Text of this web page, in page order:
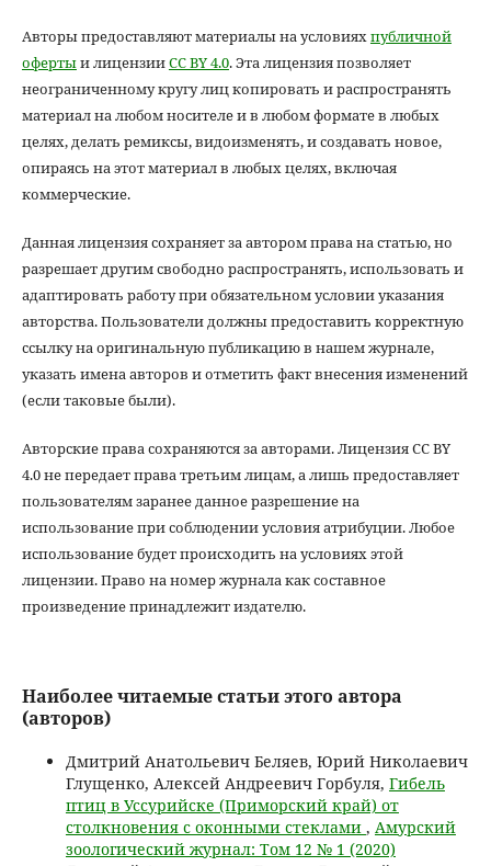
Авторы предоставляют материалы на условияхпубличной
офертыи лицензииCC BY 4.0. Эта лицензия позволяет
неограниченному кругу лиц копировать и распространять
материал на любом носителе и в любом формате в любых
целях, делать ремиксы, видоизменять, и создавать новое,
опираясь на этот материал в любых целях, включая
коммерческие.
Данная лицензия сохраняет за автором права на статью, но
разрешает другим свободно распространять, использовать и
адаптировать работу при обязательном условии указания
авторства. Пользователи должны предоставить корректную
ссылку на оригинальную публикацию в нашем журнале,
указать имена авторов и отметить факт внесения изменений
(если таковые были).
Авторские права сохраняются за авторами. Лицензия CC BY
4.0 не передает права третьим лицам, а лишь предоставляет
пользователям заранее данное разрешение на
использование при соблюдении условия атрибуции. Любое
использование будет происходить на условиях этой
лицензии. Право на номер журнала как составное
произведение принадлежит издателю.
Наиболее читаемые статьи этого автора
(авторов)
Дмитрий Анатольевич Беляев, Юрий Николаевич
Глущенко, Алексей Андреевич Горбуля, Гибель
птиц в Уссурийске (Приморский край) от
столкновения с оконными стеклами , Амурский
зоологический журнал: Том 12 № 1 (2020)